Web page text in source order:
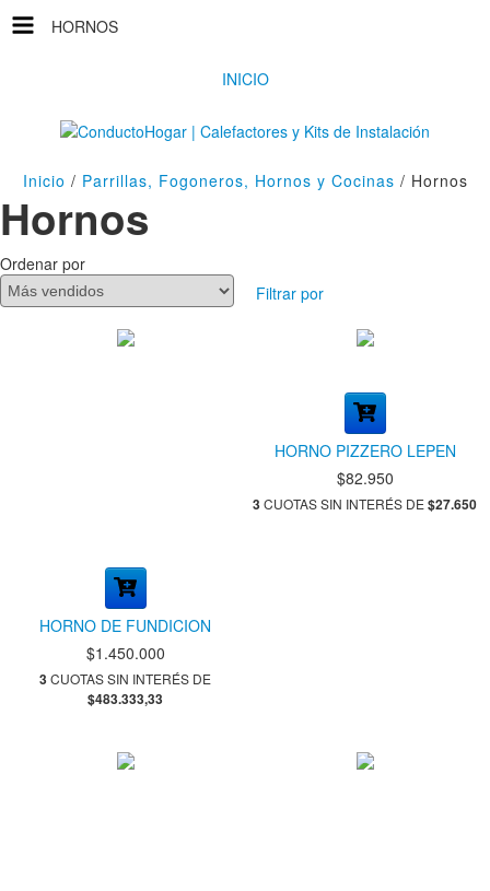
HORNOS
INICIO
Inicio / Parrillas, Fogoneros, Hornos y Cocinas / Hornos
Hornos
Ordenar por
Filtrar por
HORNO DE FUNDICION
$1.450.000
3CUOTAS SIN INTERÉS DE
$483.333,33
HORNO PIZZERO LEPEN
$82.950
3CUOTAS SIN INTERÉS DE$27.650